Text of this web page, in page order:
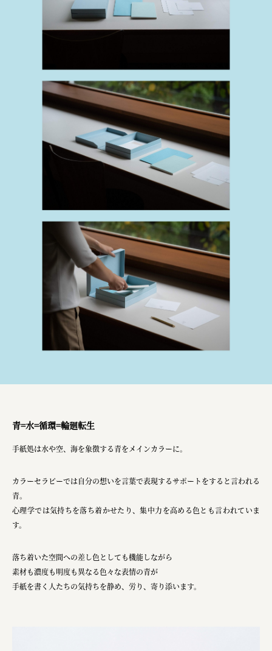
青=水=循環=輪廻転生
手紙処は水や空、海を象徴する青をメインカラーに。
カラーセラピーでは自分の想いを言葉で表現するサポートをすると言われる
青。
心理学では気持ちを落ち着かせたり、集中力を高める色とも言われていま
す。
落ち着いた空間への差し色としても機能しながら
素材も濃度も明度も異なる色々な表情の青が
手紙を書く人たちの気持ちを静め、労り、寄り添います。